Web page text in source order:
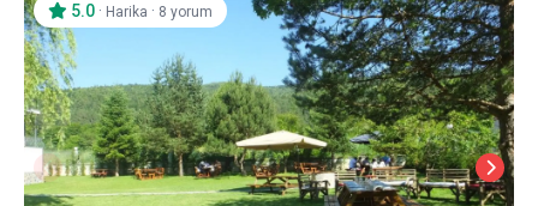
5.0 · Harika · 8 yorum